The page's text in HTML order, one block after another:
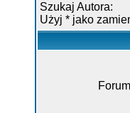
Szukaj Autora:
Użyj * jako